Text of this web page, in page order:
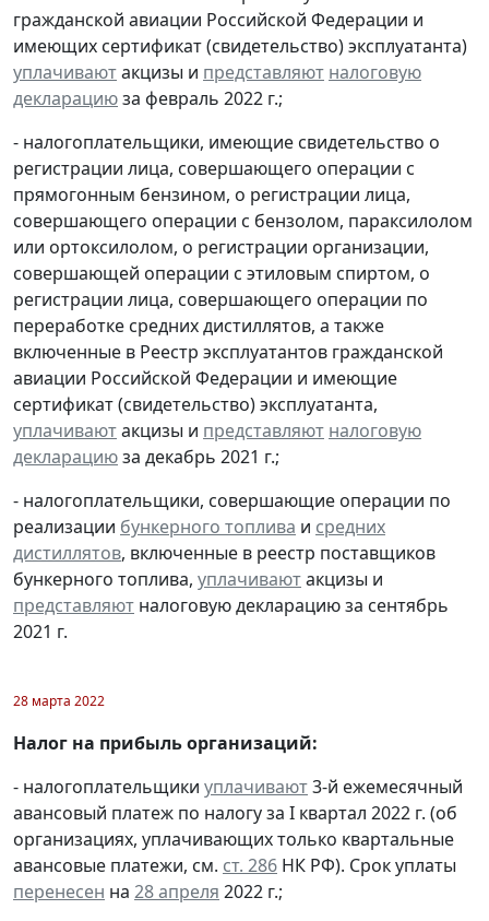
гражданской авиации Российской Федерации и
имеющих сертификат (свидетельство) эксплуатанта)
уплачиваютакцизы и представляют налоговую
декларациюза февраль 2022 г.;
- налогоплательщики, имеющие свидетельство о
регистрации лица, совершающего операции с
прямогонным бензином, о регистрации лица,
совершающего операции с бензолом, параксилолом
или ортоксилолом, о регистрации организации,
совершающей операции с этиловым спиртом, о
регистрации лица, совершающего операции по
переработке средних дистиллятов, а также
включенные в Реестр эксплуатантов гражданской
авиации Российской Федерации и имеющие
сертификат (свидетельство) эксплуатанта,
уплачиваютакцизы и представляют налоговую
декларациюза декабрь 2021 г.;
- налогоплательщики, совершающие операции по
реализации бункерного топлива и средних
дистиллятов, включенные в реестр поставщиков
бункерного топлива, уплачиваютакцизы и
представляют налоговую декларацию за сентябрь
2021 г.
28 марта 2022
Налог на прибыль организаций:
- налогоплательщики уплачивают3-й ежемесячный
авансовый платеж по налогу за I квартал 2022 г. (об
организациях, уплачивающих только квартальные
авансовые платежи, см. ст. 286 НК РФ). Срок уплаты
перенесен на 28 апреля 2022 г.;